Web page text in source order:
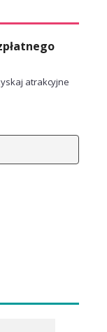
atrakcyjne